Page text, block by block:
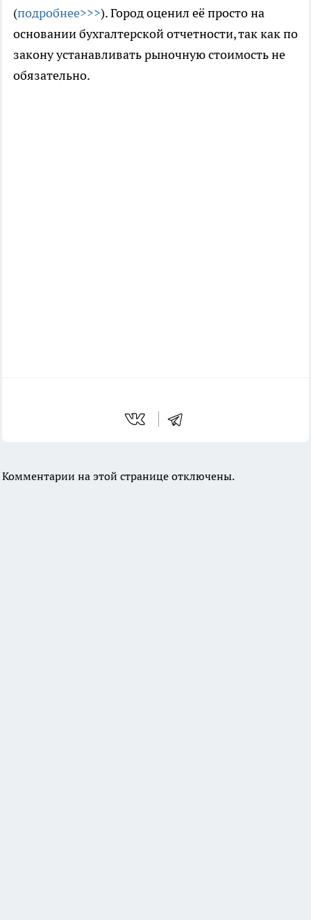
(подробнее>>>). Город оценил её просто на
основании бухгалтерской отчетности, так как по
закону устанавливать рыночную стоимость не
обязательно.
Комментарии на этой странице отключены.